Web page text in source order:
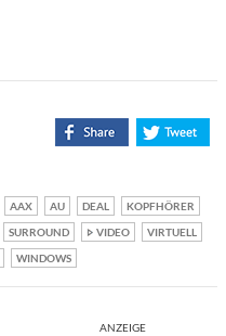
AAX AU DEAL
KOPFHÖRER
SURROUND VIDEO
VIRTUELL
WINDOWS
ANZEIGE